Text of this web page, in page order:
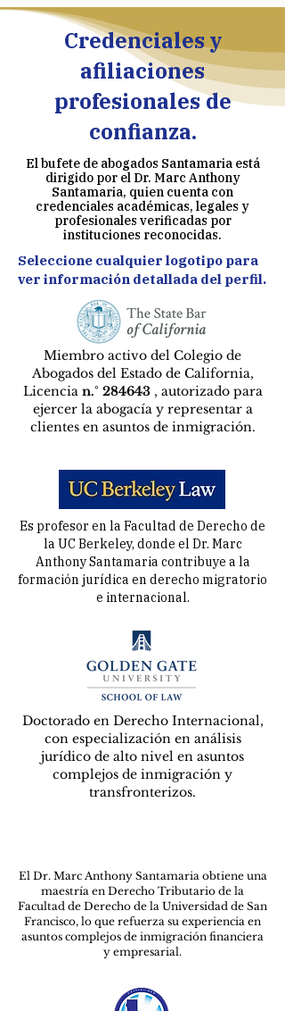
Credenciales y
afiliaciones
profesionales de
confianza.
El bufete de abogados Santamaria está
dirigido por el Dr. Marc Anthony
Santamaria, quien cuenta con
credenciales académicas, legales y
profesionales verificadas por
instituciones reconocidas.
Seleccione cualquier logotipo para
ver información detallada del perfil.
Miembro activo del Colegio de
Abogados del Estado de California,
Licencia n.° 284643 , autorizado para
ejercer la abogacía y representar a
clientes en asuntos de inmigración.
Es profesor en la Facultad de Derecho de
la UC Berkeley, donde el Dr. Marc
Anthony Santamaria contribuye a la
formación jurídica en derecho migratorio
e internacional.
Doctorado en Derecho Internacional,
con especialización en análisis
jurídico de alto nivel en asuntos
complejos de inmigración y
transfronterizos.
El Dr. Marc Anthony Santamaria obtiene una
maestría en Derecho Tributario de la
Facultad de Derecho de la Universidad de San
Francisco, lo que refuerza su experiencia en
asuntos complejos de inmigración financiera
y empresarial.